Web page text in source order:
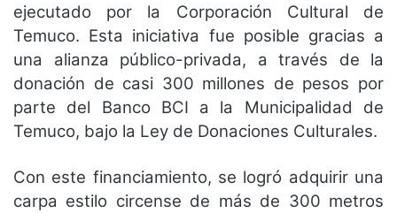
ejecutado por la Corporación Cultural de
Temuco. Esta iniciativa fue posible gracias a
una alianza público-privada, a través de la
donación de casi 300 millones de pesos por
parte del Banco BCI a la Municipalidad de
Temuco, bajo la Ley de Donaciones Culturales.
Con este financiamiento, se logró adquirir una
carpa estilo circense de más de 300 metros